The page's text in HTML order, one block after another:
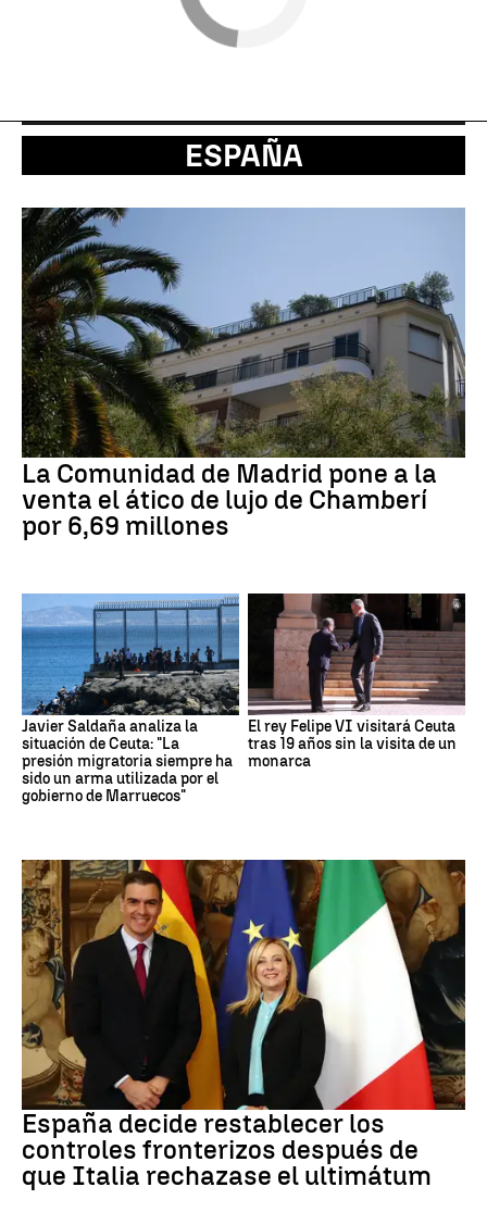
ESPAÑA
La Comunidad de Madrid pone a la
venta el ático de lujo de Chamberí
por 6,69 millones
Javier Saldaña analiza la
situación de Ceuta: "La
presión migratoria siempre ha
sido un arma utilizada por el
gobierno de Marruecos"
El rey Felipe VI visitará Ceuta
tras 19 años sin la visita de un
monarca
CRISIS MIGRATORIA
España decide restablecer los
controles fronterizos después de
que Italia rechazase el ultimátum